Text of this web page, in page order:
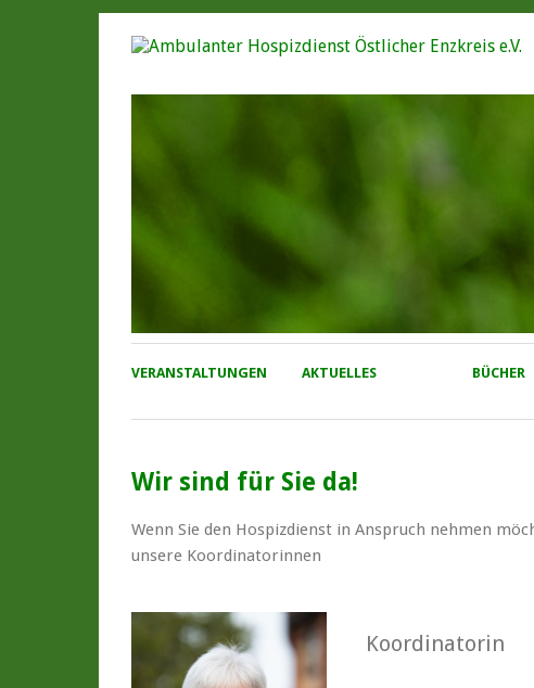
VERANSTALTUNGEN AKTUELLES BÜCHER
Wir sind für Sie da!
Wenn Sie den Hospizdienst in Anspruch nehmen
unsere Koordinatorinnen
Koordinatorin